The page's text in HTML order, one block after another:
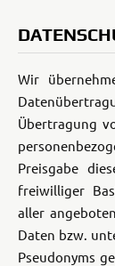
Wir
Übertragung
Preisgabe
freiwilliger
aller
Daten bzw.
Pseudonyms